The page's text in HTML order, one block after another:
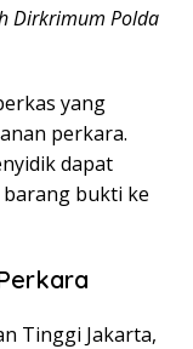
Dirkrimum Polda
yang
perkara.
dapat
bukti ke
Tinggi Jakarta,